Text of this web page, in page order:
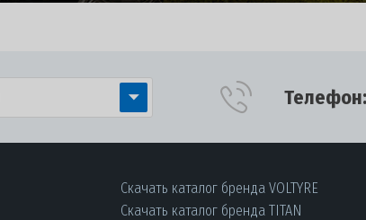
Телефон:
Скачать каталог бренда VOLTYRE
Скачать каталог бренда TITAN